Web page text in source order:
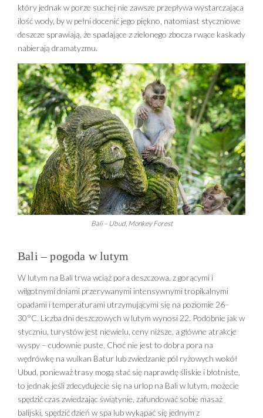
który jednak w porze suchej nie zawsze przepływa wystarczająca
ilość wody, by w pełni docenić jego piękno, natomiast styczniowe
deszcze sprawiają, że spadające z zielonego zbocza rwące kaskady
nabierają dramatyzmu.
Bali – Ubud, Monkey Forest
Bali – pogoda w lutym
W lutym na Bali trwa wciąż pora deszczowa, z gorącymi i
wilgotnymi dniami przerywanymi intensywnymi tropikalnymi
opadami i temperaturami utrzymującymi się na poziomie 26–
30°C. Liczba dni deszczowych w lutym wynosi 22. Podobnie jak w
styczniu, turystów jest niewielu, ceny niższe, a główne atrakcje
wyspy – cudownie puste. Choć nie jest to dobra pora na
wędrówkę na wulkan Batur lub zwiedzanie pól ryżowych wokół
Ubud, ponieważ trasy mogą stać się naprawdę śliskie i błotniste,
to jednak jeśli zdecydujecie się na urlop na Bali w lutym, możecie
spędzić czas zwiedzając świątynie, zafundować sobie masaż
balijski, spędzić dzień w spa lub wykąpać się jednym z